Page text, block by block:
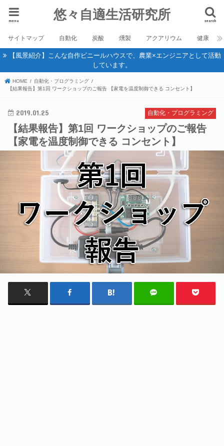
悠々自適生活研究所 search
menu
サイトマップ 自動化 炭酸 燻製 アクアリウム 健康
【風景紹介】こんな自作ビニールハウスで、農業×エンジニアとして活動
しています。
HOME
自動化・プログラミング
【結果報告】第1回 ワークショップのご報告 【家電を温度制御できる コンセント】
自動化・プログラミング
2019.01.25
【結果報告】第1回 ワークショップのご報告
【家電を温度制御できる コンセント】